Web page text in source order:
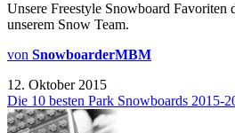
Unsere Freestyle Snowboard Favoriten
unserem Snow Team.
von SnowboarderMBM
12. Oktober 2015
Die 10 besten Park Snowboards 2015-